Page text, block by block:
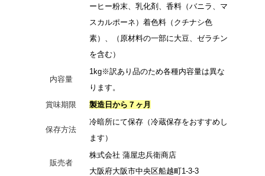
ーヒー粉末、乳化剤、香料（バニラ、マ
スカルポーネ）着色料（クチナシ色
素）、（原材料の一部に大豆、ゼラチン
を含む）
内容量
1kg※訳あり品のため各種内容量は異な
ります。
賞味期限
製造日から７ヶ月
保存方法
冷暗所にて保存（冷蔵保存をおすすめし
ます）
販売者
株式会社 蒲屋忠兵衛商店
大阪府大阪市中央区船越町1-3-3